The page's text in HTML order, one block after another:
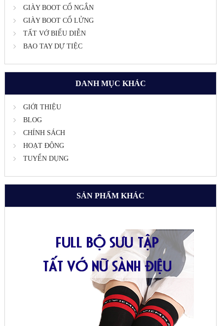
GIÀY BOOT CỔ NGẮN
GIÀY BOOT CỔ LỬNG
TẤT VỚ BIỂU DIỄN
BAO TAY DỰ TIỆC
DANH MỤC KHÁC
GIỚI THIỆU
BLOG
CHÍNH SÁCH
HOẠT ĐỘNG
TUYỂN DỤNG
SẢN PHẨM KHÁC